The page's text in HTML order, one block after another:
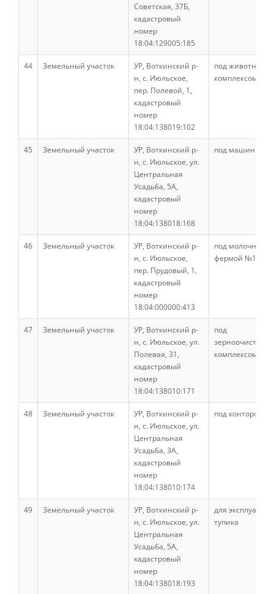
Консультационные услуги
Список публикаций
Информационные системы
Зооинженерный факультет
Организация учебного процесса
Научно-исследовательская работа
Производственная практика
Студенческие отряды
Физкультура и спорт
Выпускники факультета
Направления подготовки
Советская, 37Б,
кадастровый
номер
18:04:129005:185
44 Земельный участок
УР, Воткинский р-
н, с. Июльское,
пер. Полевой, 1,
кадастровый
номер
18:04:138019:102
под
комплексом
45 Земельный участок
УР, Воткинский р-
н, с. Июльское, ул.
Центральная
Усадьба, 5А,
кадастровый
номер
18:04:138018:168
под машинным
46 Земельный участок
УР, Воткинский р-
н, с. Июльское,
пер. Прудовый, 1,
кадастровый
номер
18:04:000000:413
под молочно-
фермой №1
47 Земельный участок
УР, Воткинский р-
н, с. Июльское, ул.
Полевая, 31,
кадастровый
номер
18:04:138010:171
под
комплексом
48 Земельный участок
УР, Воткинский р-
н, с. Июльское, ул.
Центральная
Усадьба, 3А,
кадастровый
номер
18:04:138010:174
под конторой
49 Земельный участок
УР, Воткинский р-
н, с. Июльское, ул.
Центральная
Усадьба, 5А,
кадастровый
номер
18:04:138018:193
для
тупика